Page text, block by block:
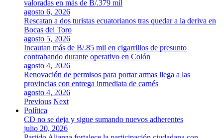
valoradas en más de B/.379 mil
agosto 6, 2026
Rescatan a dos turistas ecuatorianos tras quedar a la deriva en
Bocas del Toro
agosto 5, 2026
Incautan más de B/.85 mil en cigarrillos de presunto
contrabando durante operativo en Colón
agosto 4, 2026
Renovación de permisos para portar armas llega a las
provincias con entrega inmediata de carnés
agosto 4, 2026
Previous Next
Política
CD no se deja y sigue sumando nuevos adherentes
julio 20, 2026